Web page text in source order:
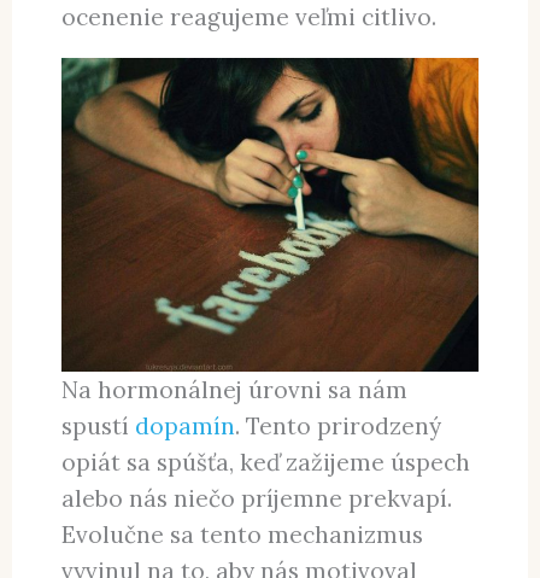
ocenenie reagujeme veľmi citlivo.
Na hormonálnej úrovni sa nám
spustí dopamín. Tento prirodzený
opiát sa spúšťa, keď zažijeme úspech
alebo nás niečo príjemne prekvapí.
Evolučne sa tento mechanizmus
vyvinul na to, aby nás motivoval